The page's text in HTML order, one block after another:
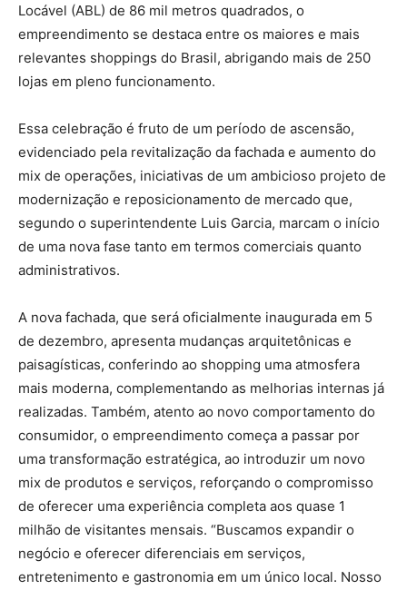
Locável (ABL) de 86 mil metros quadrados, o
empreendimento se destaca entre os maiores e mais
relevantes shoppings do Brasil, abrigando mais de 250
lojas em pleno funcionamento.
Essa celebração é fruto de um período de ascensão,
evidenciado pela revitalização da fachada e aumento do
mix de operações, iniciativas de um ambicioso projeto de
modernização e reposicionamento de mercado que,
segundo o superintendente Luis Garcia, marcam o início
de uma nova fase tanto em termos comerciais quanto
administrativos.
A nova fachada, que será oficialmente inaugurada em 5
de dezembro, apresenta mudanças arquitetônicas e
paisagísticas, conferindo ao shopping uma atmosfera
mais moderna, complementando as melhorias internas já
realizadas. Também, atento ao novo comportamento do
consumidor, o empreendimento começa a passar por
uma transformação estratégica, ao introduzir um novo
mix de produtos e serviços, reforçando o compromisso
de oferecer uma experiência completa aos quase 1
milhão de visitantes mensais. “Buscamos expandir o
negócio e oferecer diferenciais em serviços,
entretenimento e gastronomia em um único local. Nosso